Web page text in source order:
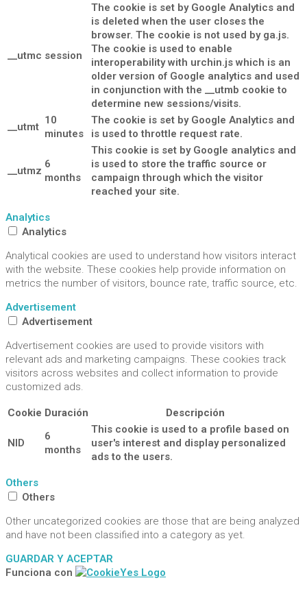
__utmc session
The cookie is set by Google Analytics and
is deleted when the user closes the
browser. The cookie is not used by ga.js.
The cookie is used to enable
interoperability with urchin.js which is an
older version of Google analytics and used
in conjunction with the __utmb cookie to
determine new sessions/visits.
__utmt
10
minutes
The cookie is set by Google Analytics and
is used to throttle request rate.
__utmz
6
months
This cookie is set by Google analytics and
is used to store the traffic source or
campaign through which the visitor
reached your site.
Analytics
Analytics
Analytical cookies are used to understand how visitors interact
with the website. These cookies help provide information on
metrics the number of visitors, bounce rate, traffic source, etc.
Advertisement
Advertisement
Advertisement cookies are used to provide visitors with
relevant ads and marketing campaigns. These cookies track
visitors across websites and collect information to provide
customized ads.
Cookie Duración Descripción
NID
6
months
This cookie is used to a profile based on
user's interest and display personalized
ads to the users.
Others
Others
Other uncategorized cookies are those that are being analyzed
and have not been classified into a category as yet.
GUARDAR Y ACEPTAR
Funciona con